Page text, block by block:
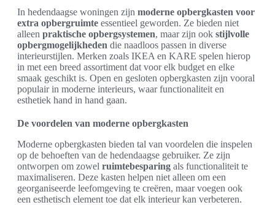
In hedendaagse woningen zijn moderne opbergkasten voor
extra opbergruimte essentieel geworden. Ze bieden niet
alleen praktische opbergsystemen, maar zijn ook stijlvolle
opbergmogelijkheden die naadloos passen in diverse
interieurstijlen. Merken zoals IKEA en KARE spelen hierop
in met een breed assortiment dat voor elk budget en elke
smaak geschikt is. Open en gesloten opbergkasten zijn vooral
populair in moderne interieurs, waar functionaliteit en
esthetiek hand in hand gaan.
De voordelen van moderne opbergkasten
Moderne opbergkasten bieden tal van voordelen die inspelen
op de behoeften van de hedendaagse gebruiker. Ze zijn
ontworpen om zowel ruimtebesparing als functionaliteit te
maximaliseren. Deze kasten helpen niet alleen om een
georganiseerde leefomgeving te creëren, maar voegen ook
een esthetisch element toe dat elk interieur kan verbeteren.